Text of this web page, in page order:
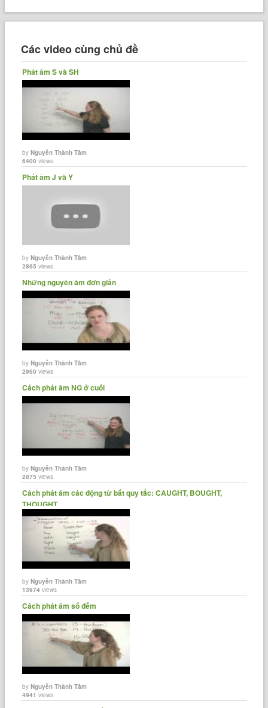
Các video cùng chủ đề
Phát âm S và SH
byNguyễn Thành Tâm
6400 views
Phát âm J và Y
byNguyễn Thành Tâm
2865 views
Những nguyên âm đơn giản
byNguyễn Thành Tâm
2960 views
Cách phát âm NG ở cuối
byNguyễn Thành Tâm
2875 views
Cách phát âm các động từ bất quy tắc: CAUGHT, BOUGHT,
THOUGHT...
byNguyễn Thành Tâm
13974 views
Cách phát âm số đếm
byNguyễn Thành Tâm
4941 views